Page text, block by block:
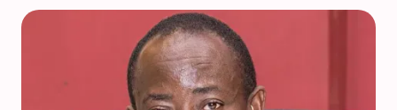
rejoindre PATH. Justin a précédemment présidé le comité des
données et des ressources techniques de l'AMMNet, qui a
maintenant rejoint le nouveau comité des meilleures pratiques
dont il est coprésident. Il dirige également la série AMMNet
Hackathon. En dehors du travail, Justin aime courir et faire de la
randonnée avec son chien.